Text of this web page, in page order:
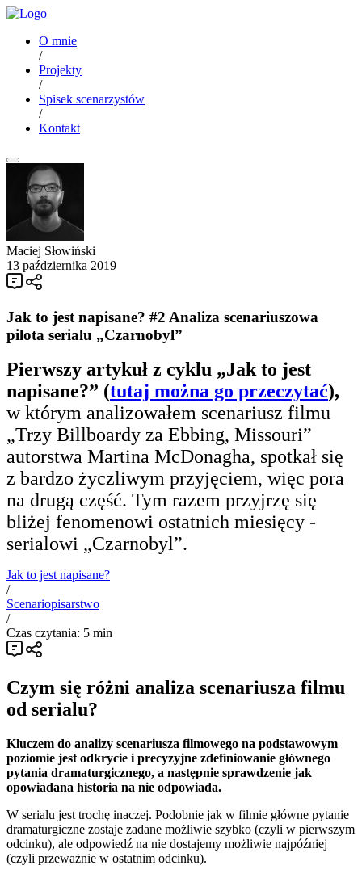
O mnie
/
Projekty
/
Spisek scenarzystów
/
Kontakt
Maciej Słowiński
13 października 2019
Jak to jest napisane? #2 Analiza scenariuszowa
pilota serialu „Czarnobyl”
Pierwszy artykuł z cyklu „Jak to jest
napisane?” (tutaj można go przeczytać),
w którym analizowałem scenariusz filmu
„Trzy Billboardy za Ebbing, Missouri”
autorstwa Martina McDonagha, spotkał się
z bardzo życzliwym przyjęciem, więc pora
na drugą część. Tym razem przyjrzę się
bliżej fenomenowi ostatnich miesięcy -
serialowi „Czarnobyl”.
Jak to jest napisane?
/
Scenariopisarstwo
/
Czas czytania: 5 min
Czym się różni analiza scenariusza filmu
od serialu?
Kluczem do analizy scenariusza filmowego na podstawowym
poziomie jest odkrycie i precyzyjne zdefiniowanie głównego
pytania dramaturgicznego, a następnie sprawdzenie jak
opowiadana historia na nie odpowiada.
W serialu jest trochę inaczej. Podobnie jak w filmie główne pytanie
dramaturgiczne zostaje zadane możliwie szybko (czyli w pierwszym
odcinku), ale odpowiedź na nie dostajemy możliwie najpóźniej
(czyli przeważnie w ostatnim odcinku).